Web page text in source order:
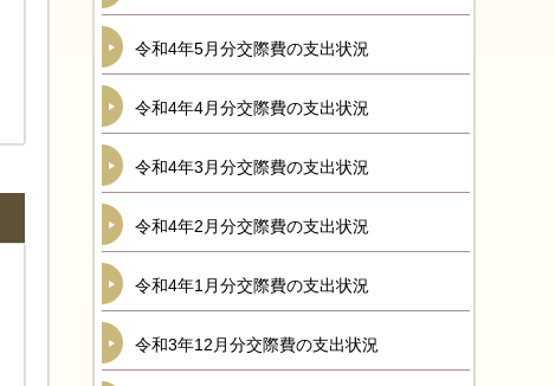
令和4年5月分交際費の支出状況
令和4年4月分交際費の支出状況
令和4年3月分交際費の支出状況
令和4年2月分交際費の支出状況
令和4年1月分交際費の支出状況
令和3年12月分交際費の支出状況